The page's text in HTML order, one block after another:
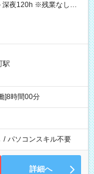
夜120h ※残業なしの場
駅
]8時間00分
/ パソコンスキル不要
詳細へ